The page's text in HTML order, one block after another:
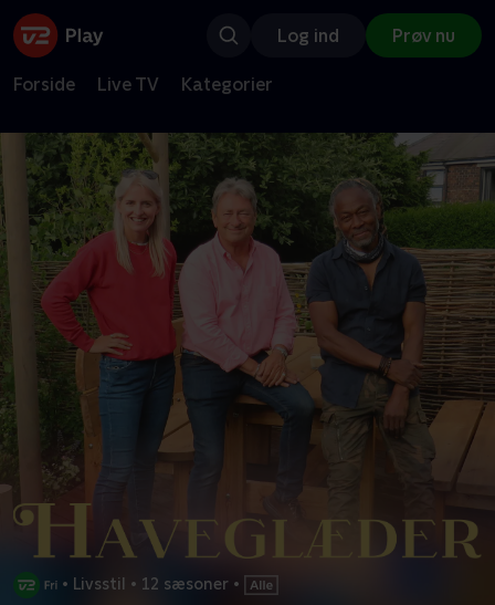
Log ind Prøv nu
Forside Live TV Kategorier
• Livsstil • 12 sæsoner •